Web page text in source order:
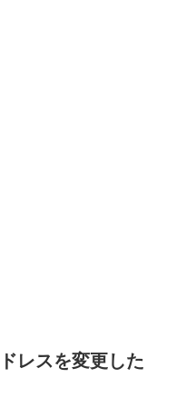
レスを変更した